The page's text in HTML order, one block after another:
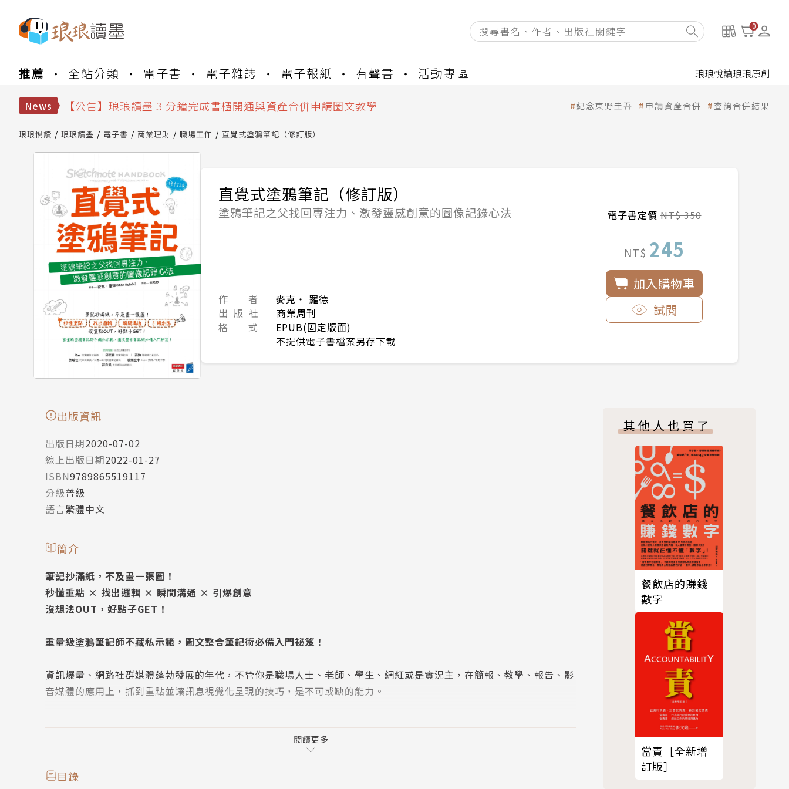
0
推薦 全站分類 電子書 電子雜誌 電子報紙 有聲書 活動專區 琅琅悅讀琅琅原創
News
【公告】琅琅讀墨數位閱讀資產合併與書櫃開通申請
【公告】琅琅讀墨 3 分鐘完成書櫃開通與資產合併申請圖文教學
【公告】琅琅讀墨數位閱讀資產合併與書櫃開通申請
紀念東野圭吾 申請資產合併 查詢合併結果
琅琅悅讀 琅琅讀墨 電子書 商業理財 職場工作 直覺式塗鴉筆記（修訂版）
直覺式塗鴉筆記（修訂版）
塗鴉筆記之父找回專注力、激發靈感創意的圖像記錄心法
作 者
麥克‧ 羅德
出 版 社
商業周刊
格 式
EPUB(固定版面)
不提供電子書檔案另存下載
電子書定價NT$ 350
NT$ 245
加入購物車
試閱
出版資訊
出版日期2020-07-02
線上出版日期2022-01-27
ISBN9789865519117
分級普級
語言繁體中文
簡介
筆記抄滿紙，不及畫一張圖！
秒懂重點 × 找出邏輯 × 瞬間溝通 × 引爆創意
沒想法OUT，好點子GET！
重量級塗鴉筆記師不藏私示範，圖文整合筆記術必備入門祕笈！
資訊爆量、網路社群媒體蓬勃發展的年代，不管你是職場人士、老師、學生、網紅或是實況主，在簡報、教學、報告、影
音媒體的應用上，抓到重點並讓訊息視覺化呈現的技巧，是不可或缺的能力。
將自己多年來塗鴉筆記的技巧精華全部集結在本書中，並身體力行以手繪的方式，從零開始一步一步傳授如何使用塗鴉筆
記消化龐雜資訊，精準轉化成有重點的圖像紀錄。羅德的技巧簡單、一看就上手，甚至也讓這本書成了當前許多從事視覺
化簡報、圖像記錄工作者的啟蒙書。
閱讀更多
目錄
其他人也買了
餐飲店的賺錢
數字
當責［全新增
訂版］